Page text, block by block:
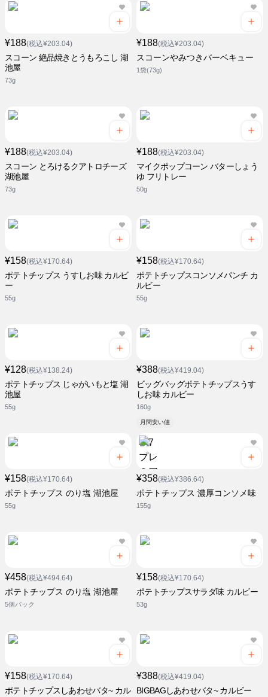
¥188(税込¥203.04)
スコーン 絶品焼きとうもろこし 湖
池屋
73g
¥188(税込¥203.04)
スコーンやみつきバーベキュー
1袋(73g)
¥188(税込¥203.04)
スコーン とろけるクアトロチーズ
湖池屋
73g
¥188(税込¥203.04)
マイクポップコーン バターしょう
ゆ フリトレー
50g
¥158(税込¥170.64)
ポテトチップス うすしお味 カルビ
ー
55g
¥158(税込¥170.64)
ポテトチップスコンソメパンチ カ
ルビー
55g
¥128(税込¥138.24)
ポテトチップス じゃがいもと塩 湖
池屋
55g
¥388(税込¥419.04)
ビッグバッグポテトチップスうす
しお味 カルビー
160g
月間安い値
¥158(税込¥170.64)
ポテトチップス のり塩 湖池屋
55g
¥358(税込¥386.64)
ポテトチップス 濃厚コンソメ味
155g
¥458(税込¥494.64)
ポテトチップス のり塩 湖池屋
5個パック
¥158(税込¥170.64)
ポテトチップスサラダ味 カルビー
53g
¥158(税込¥170.64)
ポテトチップスしあわせバタ~ カル
¥388(税込¥419.04)
BIGBAGしあわせバタ~ カルビー